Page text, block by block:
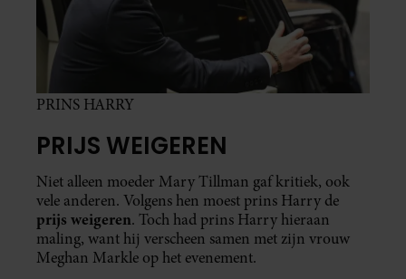
PRINS HARRY
PRIJS WEIGEREN
Niet alleen moeder Mary Tillman gaf kritiek, ook
vele anderen. Volgens hen moest prins Harry de
prijs weigeren. Toch had prins Harry hieraan
maling, want hij verscheen samen met zijn vrouw
Meghan Markle op het evenement.